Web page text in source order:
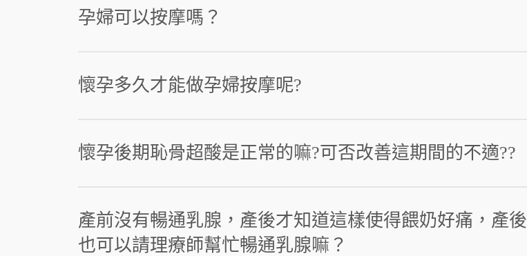
孕婦可以按摩嗎？
懷孕多久才能做孕婦按摩呢?
懷孕後期恥骨超酸是正常的嘛?可否改善這期間的不適??
產前沒有暢通乳腺，產後才知道這樣使得餵奶好痛，產後
也可以請理療師幫忙暢通乳腺嘛？